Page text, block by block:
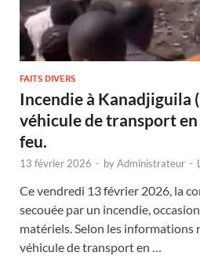
FAITS DIVERS
Incendie à Kanadjiguila
véhicule de transport
feu.
13 février 2026 - byAdministrateur -
Ce vendredi 13 février 2026, la
secouée par un incendie,
matériels. Selon les informations
véhicule de transport en …